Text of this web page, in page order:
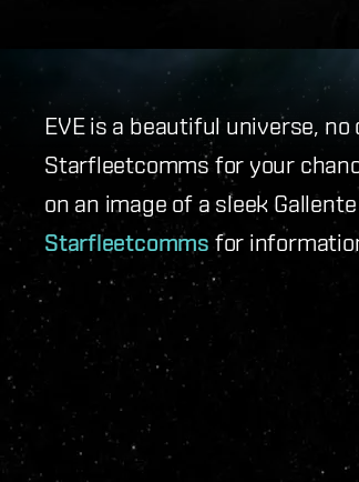
EVE is a beautiful universe,
Starfleetcomms for your
on an image of a sleek
Starfleetcomms for